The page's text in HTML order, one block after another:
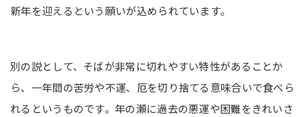
新年を迎えるという願いが込められています。
別の説として、そばが非常に切れやすい特性があることか
ら、一年間の苦労や不運、厄を切り捨てる意味合いで食べら
れるというものです。年の瀬に過去の悪運や困難をきれいさ